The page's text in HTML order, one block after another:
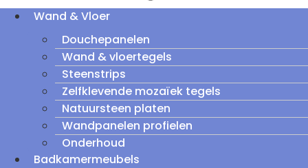
Wand & Vloer
Douchepanelen
Wand & vloertegels
Steenstrips
Zelfklevende mozaïek tegels
Natuursteen platen
Wandpanelen profielen
Onderhoud
Badkamermeubels